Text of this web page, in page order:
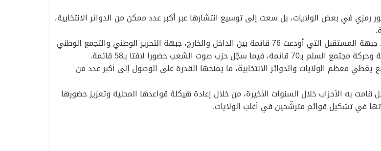
رمزي في بعض الولايات، بل سعت إلى توسيع انتشارها عبر أكبر عدد ممكن من الدوائر الانتخابية،
ومن بين الأحزاب التي سجّلت حضورا واسعا في عدد القوائم المودعة، جبهة المستقبل التي أودعت 76 قائمة بين الداخل والخارج، جبهة التحرير الوطني والتجمع الوطني
معظم الولايات والدوائر الانتخابية، ما يمنحها القدرة على الوصول إلى أكبر عدد من
به الأحزاب خلال السنوات الأخيرة، من خلال إعادة هيكلة قواعدها المحلية وتعزيز حضورها
في تشكيل قوائم مترشّحين في أغلب الولايات.